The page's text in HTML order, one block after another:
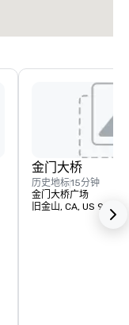
金门大桥
历史地标15分钟
金门大桥广场
旧金山, CA, US 94129